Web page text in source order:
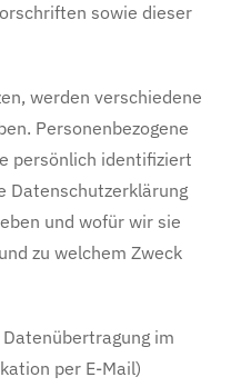
sowie dieser
werden verschiedene
Personenbezogene
persönlich identifiziert
Datenschutzerklärung
und wofür wir sie
zu welchem Zweck
im
per E-Mail)